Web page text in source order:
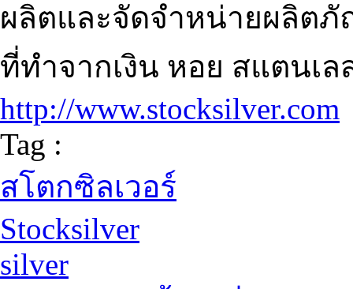
ผลิตและจัดจำหน่ายผลิต
ที่ทำจากเงิน หอย สแตนเ
http://www.stocksilver.com
Tag :
สโตกซิลเวอร์
Stocksilver
silver